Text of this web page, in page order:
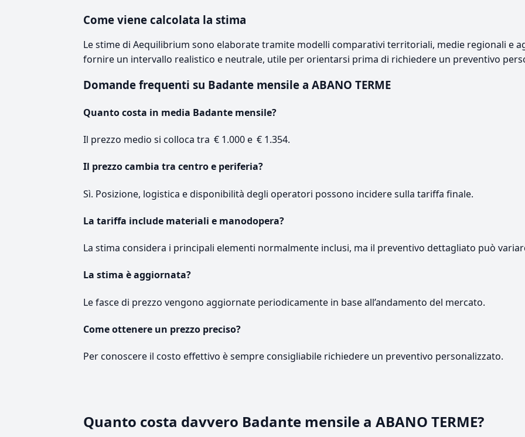
Come viene calcolata la stima
Le stime di Aequilibrium sono elaborate tramite modelli comparativi territoriali, medie regionali e
fornire un intervallo realistico e neutrale, utile per orientarsi prima di richiedere un preventivo
Domande frequenti su Badante mensile a ABANO TERME
Quanto costa in media Badante mensile?
Il prezzo medio si colloca tra € 1.000 e € 1.354.
Il prezzo cambia tra centro e periferia?
Sì. Posizione, logistica e disponibilità degli operatori possono incidere sulla tariffa finale.
La tariffa include materiali e manodopera?
La stima considera i principali elementi normalmente inclusi, ma il preventivo dettagliato può
La stima è aggiornata?
Le fasce di prezzo vengono aggiornate periodicamente in base all’andamento del mercato.
Come ottenere un prezzo preciso?
Per conoscere il costo effettivo è sempre consigliabile richiedere un preventivo personalizzato.
Quanto costa davvero Badante mensile a ABANO TERME?